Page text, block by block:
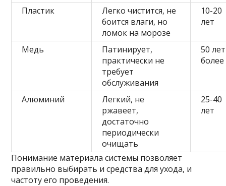
Пластик
Легко чистится, не
боится влаги, но
ломок на морозе
10-20
лет
Медь
Патинирует,
практически не
требует
обслуживания
50
более
Алюминий
Легкий, не
ржавеет,
достаточно
периодически
очищать
25-40
лет
Понимание материала системы позволяет
правильно выбирать и средства для ухода, и
частоту его проведения.